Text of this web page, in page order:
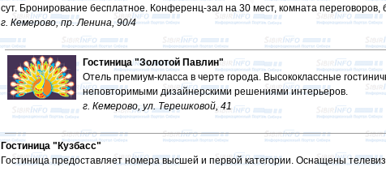
сут. Бронирование бесплатное. Конференц-зал на 30 мест, комната переговоров,
г. Кемерово, пр. Ленина, 90/4
Гостиница "Золотой Павлин"
Отель премиум-класса в черте города. Высококлассные
неповторимыми дизайнерскими решениями интерьеров.
г. Кемерово, ул. Терешковой, 41
Гостиница "Кузбасс"
Гостиница предоставляет номера высшей и первой категории. Оснащены